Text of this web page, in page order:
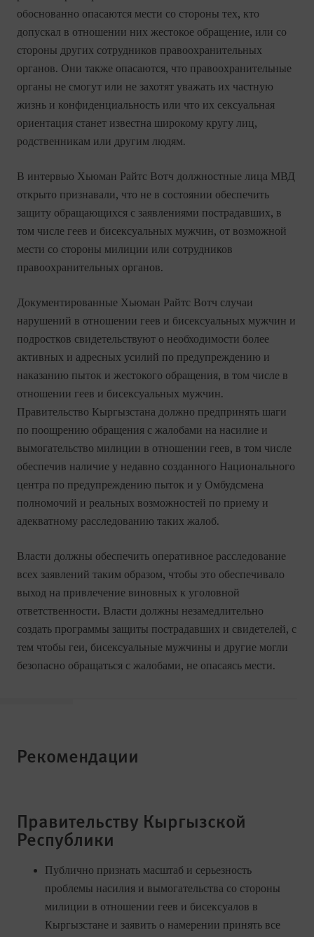
обоснованно опасаются мести со стороны тех, кто
допускал в отношении них жестокое обращение, или со
стороны других сотрудников правоохранительных
органов. Они также опасаются, что правоохранительные
органы не смогут или не захотят уважать их частную
жизнь и конфиденциальность или что их сексуальная
ориентация станет известна широкому кругу лиц,
родственникам или другим людям.
В интервью Хьюман Райтс Вотч должностные лица МВД
открыто признавали, что не в состоянии обеспечить
защиту обращающихся с заявлениями пострадавших, в
том числе геев и бисексуальных мужчин, от возможной
мести со стороны милиции или сотрудников
правоохранительных органов.
Документированные Хьюман Райтс Вотч случаи
нарушений в отношении геев и бисексуальных мужчин и
подростков свидетельствуют о необходимости более
активных и адресных усилий по предупреждению и
наказанию пыток и жестокого обращения, в том числе в
отношении геев и бисексуальных мужчин.
Правительство Кыргызстана должно предпринять шаги
по поощрению обращения с жалобами на насилие и
вымогательство милиции в отношении геев, в том числе
обеспечив наличие у недавно созданного Национального
центра по предупреждению пыток и у Омбудсмена
полномочий и реальных возможностей по приему и
адекватному расследованию таких жалоб.
Власти должны обеспечить оперативное расследование
всех заявлений таким образом, чтобы это обеспечивало
выход на привлечение виновных к уголовной
ответственности. Власти должны незамедлительно
создать программы защиты пострадавших и свидетелей, с
тем чтобы геи, бисексуальные мужчины и другие могли
безопасно обращаться с жалобами, не опасаясь мести.
Рекомендации
Правительству Кыргызской
Республики
Публично признать масштаб и серьезность
проблемы насилия и вымогательства со стороны
милиции в отношении геев и бисексуалов в
Кыргызстане и заявить о намерении принять все